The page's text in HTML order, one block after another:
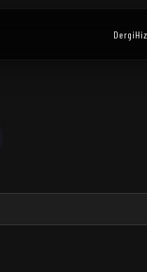
Dergi